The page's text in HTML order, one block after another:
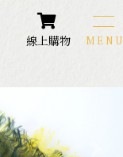
線上購物